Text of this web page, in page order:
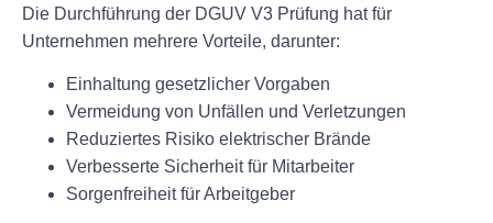
Die Durchführung der DGUV V3 Prüfung hat für
Unternehmen mehrere Vorteile, darunter:
Einhaltung gesetzlicher Vorgaben
Vermeidung von Unfällen und Verletzungen
Reduziertes Risiko elektrischer Brände
Verbesserte Sicherheit für Mitarbeiter
Sorgenfreiheit für Arbeitgeber